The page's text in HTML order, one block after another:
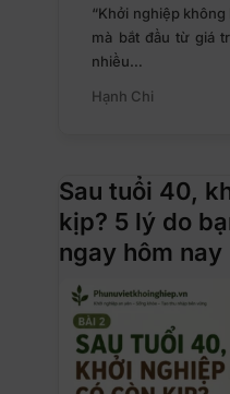
“Khởi nghiệp không
mà bắt đầu từ giá
nhiều…
Hạnh Chi
Sau tuổi 40,
kịp? 5 lý do
ngay hôm nay